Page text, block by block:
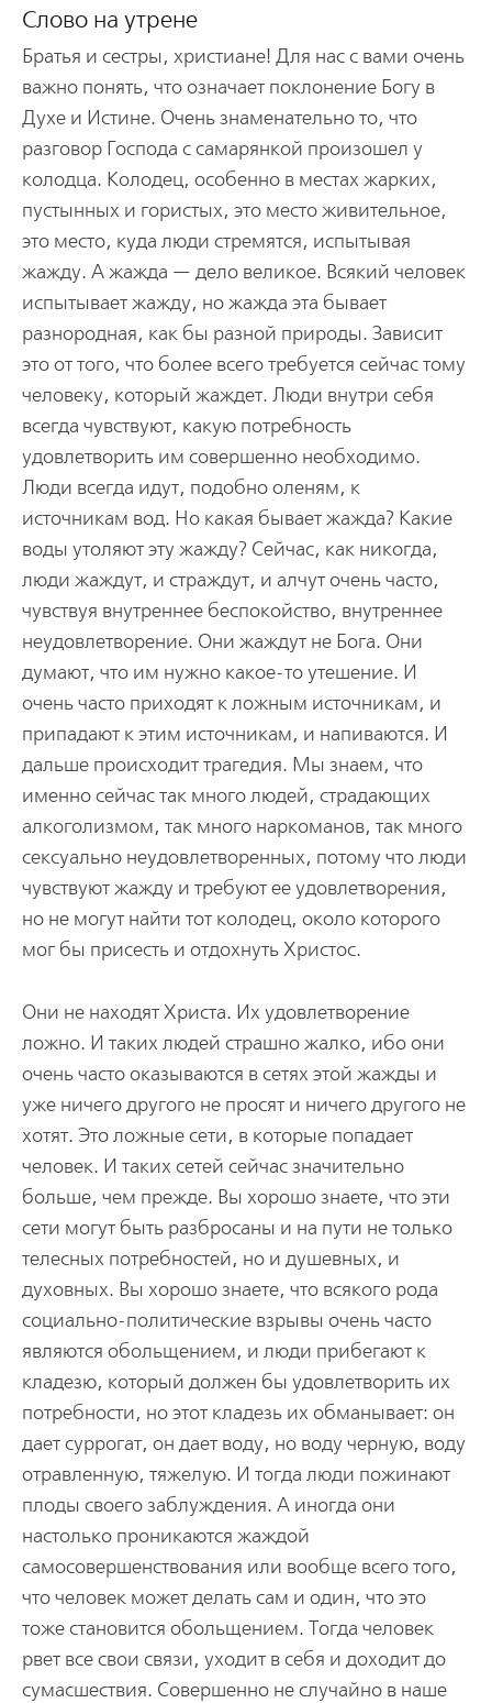
Слово на утрене
Братья и сестры, христиане! Для нас с вами очень
важно понять, что означает поклонение Богу в
Духе и Истине. Очень знаменательно то, что
разговор Господа с самарянкой произошел у
колодца. Колодец, особенно в местах жарких,
пустынных и гористых, это место живительное,
это место, куда люди стремятся, испытывая
жажду. А жажда — дело великое. Всякий человек
испытывает жажду, но жажда эта бывает
разнородная, как бы разной природы. Зависит
это от того, что более всего требуется сейчас тому
человеку, который жаждет. Люди внутри себя
всегда чувствуют, какую потребность
удовлетворить им совершенно необходимо.
Люди всегда идут, подобно оленям, к
источникам вод. Но какая бывает жажда? Какие
воды утоляют эту жажду? Сейчас, как никогда,
люди жаждут, и страждут, и алчут очень часто,
чувствуя внутреннее беспокойство, внутреннее
неудовлетворение. Они жаждут не Бога. Они
думают, что им нужно какое-то утешение. И
очень часто приходят к ложным источникам, и
припадают к этим источникам, и напиваются. И
дальше происходит трагедия. Мы знаем, что
именно сейчас так много людей, страдающих
алкоголизмом, так много наркоманов, так много
сексуально неудовлетворенных, потому что люди
чувствуют жажду и требуют ее удовлетворения,
но не могут найти тот колодец, около которого
мог бы присесть и отдохнуть Христос.
Они не находят Христа. Их удовлетворение
ложно. И таких людей страшно жалко, ибо они
очень часто оказываются в сетях этой жажды и
уже ничего другого не просят и ничего другого не
хотят. Это ложные сети, в которые попадает
человек. И таких сетей сейчас значительно
больше, чем прежде. Вы хорошо знаете, что эти
сети могут быть разбросаны и на пути не только
телесных потребностей, но и душевных, и
духовных. Вы хорошо знаете, что всякого рода
социально-политические взрывы очень часто
являются обольщением, и люди прибегают к
кладезю, который должен бы удовлетворить их
потребности, но этот кладезь их обманывает: он
дает суррогат, он дает воду, но воду черную, воду
отравленную, тяжелую. И тогда люди пожинают
плоды своего заблуждения. А иногда они
настолько проникаются жаждой
самосовершенствования или вообще всего того,
что человек может делать сам и один, что это
тоже становится обольщением. Тогда человек
рвет все свои связи, уходит в себя и доходит до
сумасшествия. Совершенно не случайно в наше